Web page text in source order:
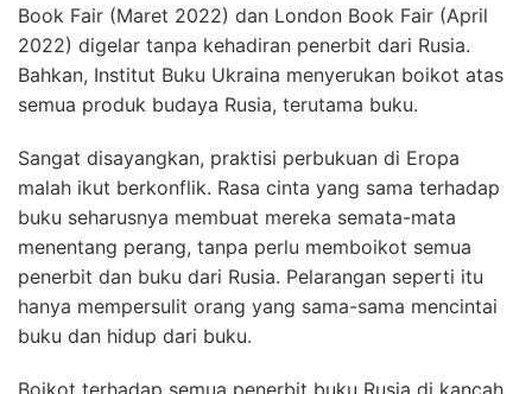
Book Fair (Maret 2022) dan London Book Fair (April
2022) digelar tanpa kehadiran penerbit dari Rusia.
Bahkan, Institut Buku Ukraina menyerukan boikot atas
semua produk budaya Rusia, terutama buku.
Sangat disayangkan, praktisi perbukuan di Eropa
malah ikut berkonflik. Rasa cinta yang sama terhadap
buku seharusnya membuat mereka semata-mata
menentang perang, tanpa perlu memboikot semua
penerbit dan buku dari Rusia. Pelarangan seperti itu
hanya mempersulit orang yang sama-sama mencintai
buku dan hidup dari buku.